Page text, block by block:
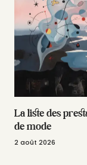
La liste des
de mode
2 août 2026